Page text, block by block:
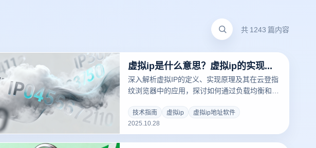
共 1243 篇内容
虚拟ip是什么意思？虚拟ip的实现原理是什么？
深入解析虚拟IP的定义、实现原理及其在云登指
纹浏览器中的应用，探讨如何通过负载均衡和隐
和社交媒体运营。
技术指南 虚拟ip
虚拟ip地址软件
2025.10.28